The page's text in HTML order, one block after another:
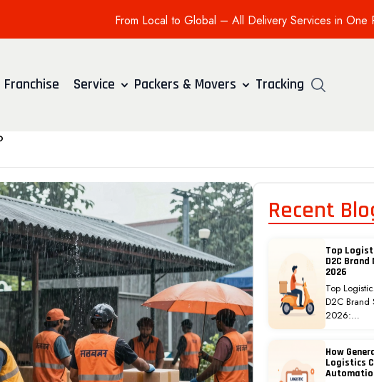
From Local to Global – All Delivery Services in One
Franchise Service Packers & Movers Tracking
Recent
Top
D2C
2026
Top
D2C Brand
2026:…
How
Logistics